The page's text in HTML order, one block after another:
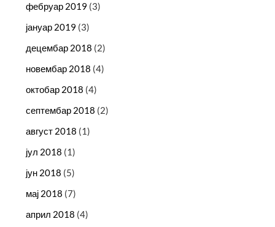
фебруар 2019 (3)
јануар 2019 (3)
децембар 2018 (2)
новембар 2018 (4)
октобар 2018 (4)
септембар 2018 (2)
август 2018 (1)
јул 2018 (1)
јун 2018 (5)
мај 2018 (7)
април 2018 (4)